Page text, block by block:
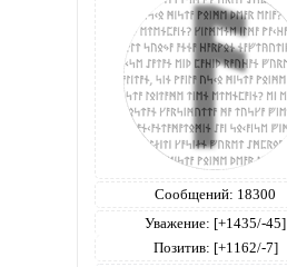
Сообщений: 18300
Уважение: [+1435/-45]
Позитив: [+1162/-7]